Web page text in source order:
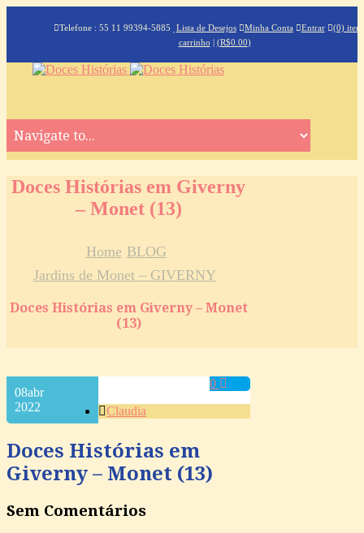
Telefone : 55 11 99394-5885 Lista de Desejos Minha Conta Entrar
(0)
carrinho | (R$0.00)
Doces Histórias em Giverny
– Monet (13)
Home BLOG
Jardins de Monet – GIVERNY
Doces Histórias em Giverny – Monet
(13)
08abr
2022
0
Doces Histórias em
Giverny – Monet (13)
Claudia
Sem Comentários